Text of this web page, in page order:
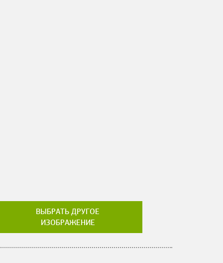
ВЫБРАТЬ ДРУГОЕ
ИЗОБРАЖЕНИЕ